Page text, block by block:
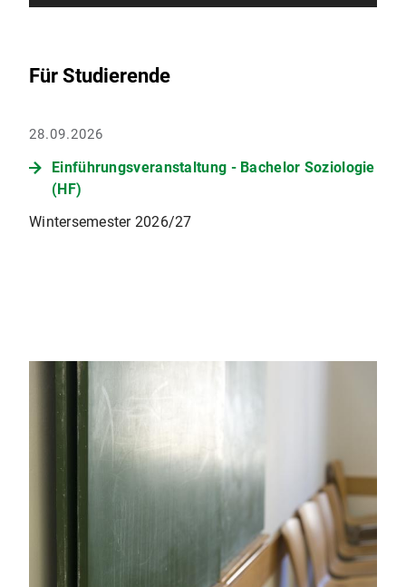
Für Studierende
28.09.2026
Einführungsveranstaltung - Bachelor Soziologie
(HF)
Wintersemester 2026/27